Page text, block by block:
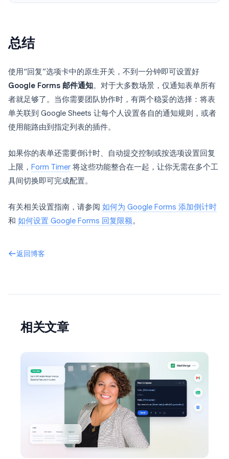
总结
使用“回复”选项卡中的原生开关，不到一分钟即可设置好
Google Forms 邮件通知。对于大多数场景，仅通知表单所有
者就足够了。当你需要团队协作时，有两个稳妥的选择：将表
单关联到 Google Sheets 让每个人设置各自的通知规则，或者
使用能路由到指定列表的插件。
如果你的表单还需要倒计时、自动提交控制或按选项设置回复
上限， Form Timer 将这些功能整合在一起，让你无需在多个工
具间切换即可完成配置。
有关相关设置指南，请参阅 如何为 Google Forms 添加倒计时
和 如何设置 Google Forms 回复限额。
返回博客
相关文章